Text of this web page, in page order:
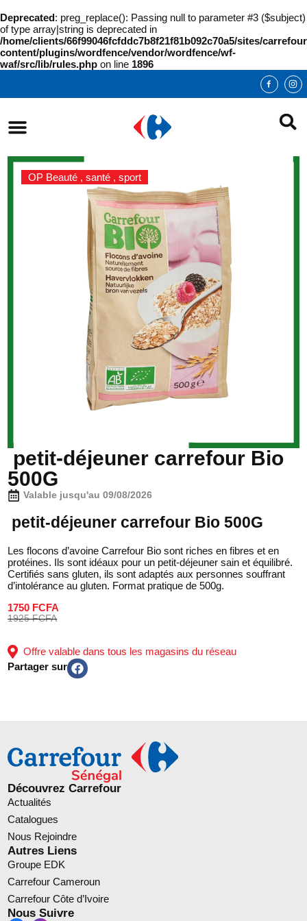
Deprecated: preg_replace(): Passing null to parameter #3 ($subject)
of type array|string is deprecated in
/home/clients/66f99046fcfddc7b8f21f81b092c70a5/sites/
content/plugins/wordfence/vendor/wordfence/wf-
waf/src/lib/rules.php on line 1896
OP Beauté , santé , sport
petit-déjeuner carrefour Bio
500G
Valable jusqu'au 09/08/2026
petit-déjeuner carrefour Bio 500G
Les flocons d’avoine Carrefour Bio sont riches en fibres et en
protéines. Ils sont idéaux pour un petit-déjeuner sain et équilibré.
Certifiés sans gluten, ils sont adaptés aux personnes souffrant
d’intolérance au gluten. Format pratique de 500g.
1750 FCFA
1925 FCFA
Offre valable dans tous les magasins du réseau
Partager sur
Découvrez Carrefour
Actualités
Catalogues
Nous Rejoindre
Autres Liens
Groupe EDK
Carrefour Cameroun
Carrefour Côte d’Ivoire
Nous Suivre